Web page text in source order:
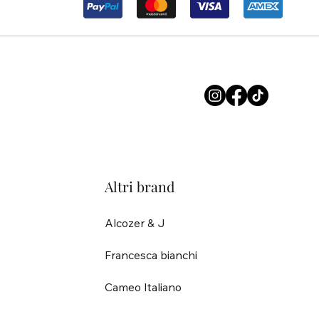
Altri brand
Alcozer & J
Francesca bianchi
Cameo Italiano